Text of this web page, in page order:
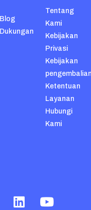
Blog
Dukungan
Tentang
Kami
Kebijakan
Privasi
Kebijakan
Ketentuan
Layanan
Hubungi
Kami